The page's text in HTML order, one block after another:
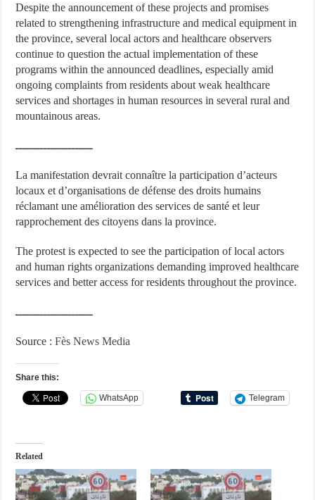
Despite the announcement of these projects and promises
related to strengthening infrastructure and medical equipment in
the province, several local actors and healthcare observers
continue to question the actual implementation of these
programs within the announced deadlines, especially amid
ongoing complaints from residents about weak healthcare
services and shortages in human resources in several rural and
mountainous areas.
ــــــــــــــــــــــ
La manifestation devrait connaître la participation d’acteurs
locaux et d’organisations de défense des droits humains
réclamant une amélioration des services de santé et leur
rapprochement des citoyens dans la province.
The protest is expected to see the participation of local actors
and human rights organizations demanding improved healthcare
services and better access for residents throughout the province.
ــــــــــــــــــــــ
Source :Fès News Media
Share this:
WhatsApp Telegram
Related